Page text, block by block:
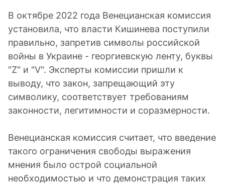
В октябре 2022 года Венецианская комиссия
установила, что власти Кишинева поступили
правильно, запретив символы российской
войны в Украине - георгиевскую ленту, буквы
"Z" и "V". Эксперты комиссии пришли к
выводу, что закон, запрещающий эту
символику, соответствует требованиям
законности, легитимности и соразмерности.
Венецианская комиссия считает, что введение
такого ограничения свободы выражения
мнения было острой социальной
необходимостью и что демонстрация таких